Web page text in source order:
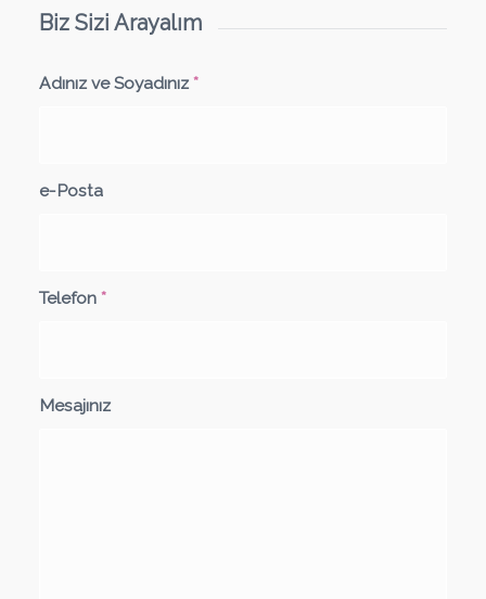
Biz Sizi Arayalım
Adınız ve Soyadınız *
e-Posta
Telefon *
Mesajınız